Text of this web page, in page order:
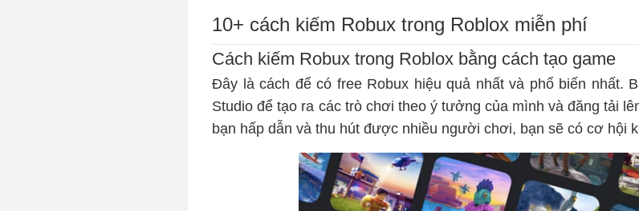
10+ cách kiếm Robux trong Roblox miễn phí
Cách kiếm Robux trong Roblox bằng cách tạo game
Đây là cách để có free Robux hiệu quả nhất và phổ biến nhất.
Studio để tạo ra các trò chơi theo ý tưởng của mình và đăng tải
bạn hấp dẫn và thu hút được nhiều người chơi, bạn sẽ có cơ hội